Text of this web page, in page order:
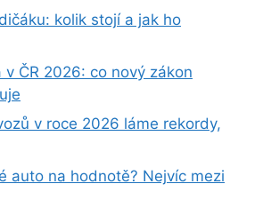
kolik stojí a jak ho
v ČR 2026: co nový zákon
v roce 2026 láme rekordy,
auto na hodnotě? Nejvíc mezi